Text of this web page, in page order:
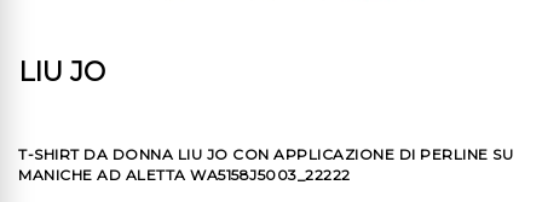
LIU JO
T-SHIRT DA DONNA LIU JO CON APPLICAZIONE DI PERLINE SU
MANICHE AD ALETTA WA5158J5003_22222